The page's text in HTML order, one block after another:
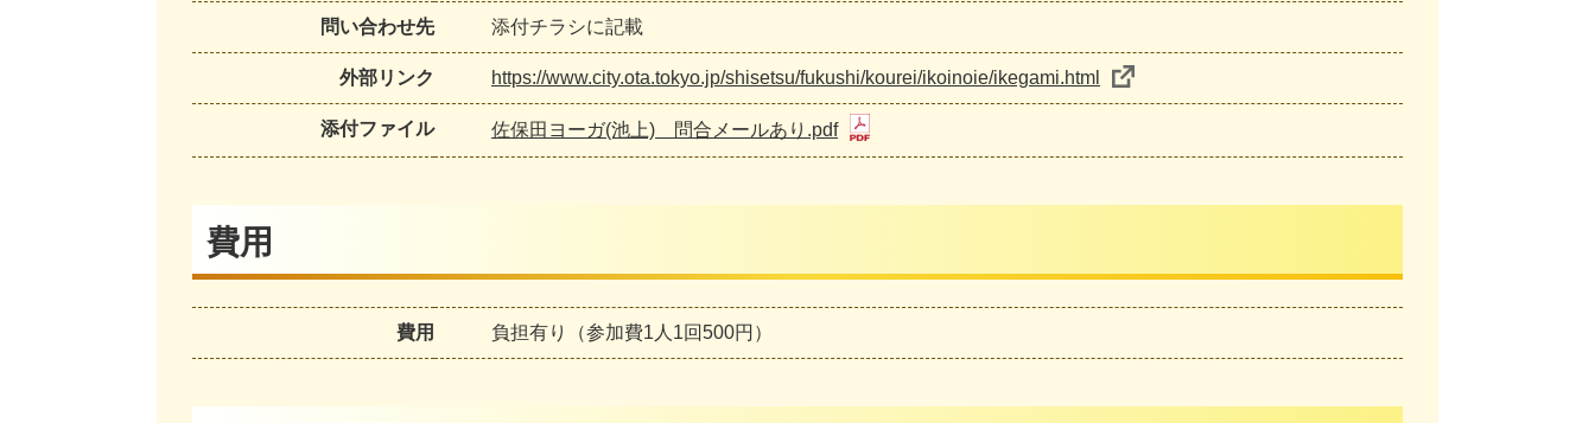
問い合わせ先 添付チラシに記載
外部リンク https://www.city.ota.tokyo.jp/shisetsu/fukushi/kourei/ikoinoie/ikegami.html
添付ファイル 佐保田ヨーガ(池上) 問合メールあり.pdf
費用
費用 負担有り（参加費1人1回500円）